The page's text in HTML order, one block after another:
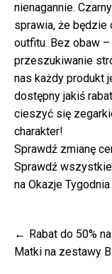
nienagannie.
sprawia, że będzie
outfitu. Bez obaw
przeszukiwanie
nas każdy produkt
dostępny jakiś
cieszyć się
charakter!
Sprawdź zmianę
Sprawdź
na Okazje Tygodnia
Nawigacja
wpisu
Rabat do 50%
Matki na zestawy